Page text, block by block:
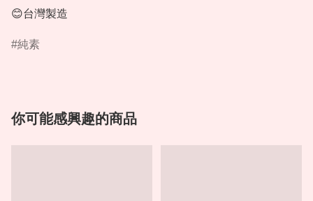
😊台灣製造
純素
你可能感興趣的商品